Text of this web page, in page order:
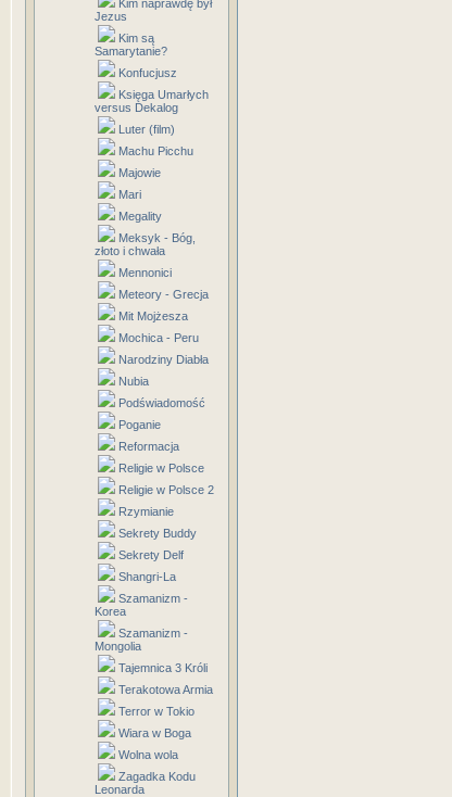
Kim naprawdę był
Jezus
Kim są
Samarytanie?
Konfucjusz
Księga Umarłych
versus Dekalog
Luter (film)
Machu Picchu
Majowie
Mari
Megality
Meksyk - Bóg,
złoto i chwała
Mennonici
Meteory - Grecja
Mit Mojżesza
Mochica - Peru
Narodziny Diabła
Nubia
Podświadomość
Poganie
Reformacja
Religie w Polsce
Religie w Polsce 2
Rzymianie
Sekrety Buddy
Sekrety Delf
Shangri-La
Szamanizm -
Korea
Szamanizm -
Mongolia
Tajemnica 3 Króli
Terakotowa Armia
Terror w Tokio
Wiara w Boga
Wolna wola
Zagadka Kodu
Leonarda